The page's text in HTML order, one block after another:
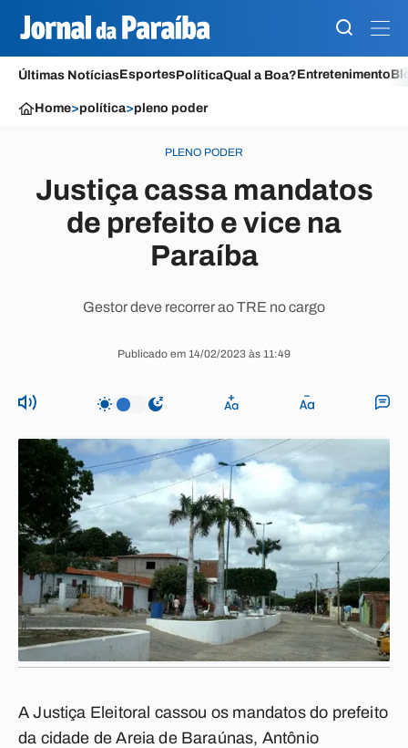
Últimas NotíciasEsportesPolíticaQual a Boa?Entretenimento
Home>política>pleno poder
PLENO PODER
Justiça cassa mandatos
de prefeito e vice na
Paraíba
Gestor deve recorrer ao TRE no cargo
Publicado em 14/02/2023 às 11:49
A Justiça Eleitoral cassou os mandatos do prefeito
da cidade de Areia de Baraúnas, Antônio